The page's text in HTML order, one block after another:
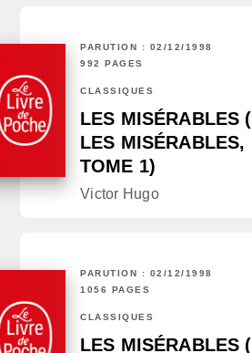
PARUTION : 02/12/1998
992 PAGES
CLASSIQUES
LES MISÉRABLES (
LES MISÉRABLES,
TOME 1)
Victor Hugo
PARUTION : 02/12/1998
1056 PAGES
CLASSIQUES
LES MISÉRABLES (